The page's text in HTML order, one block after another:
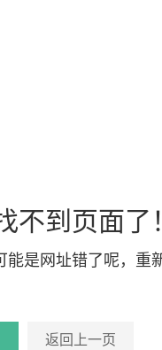
不到页面了
能是网址错了呢，重
返回上一页